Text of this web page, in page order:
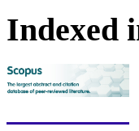
Indexed